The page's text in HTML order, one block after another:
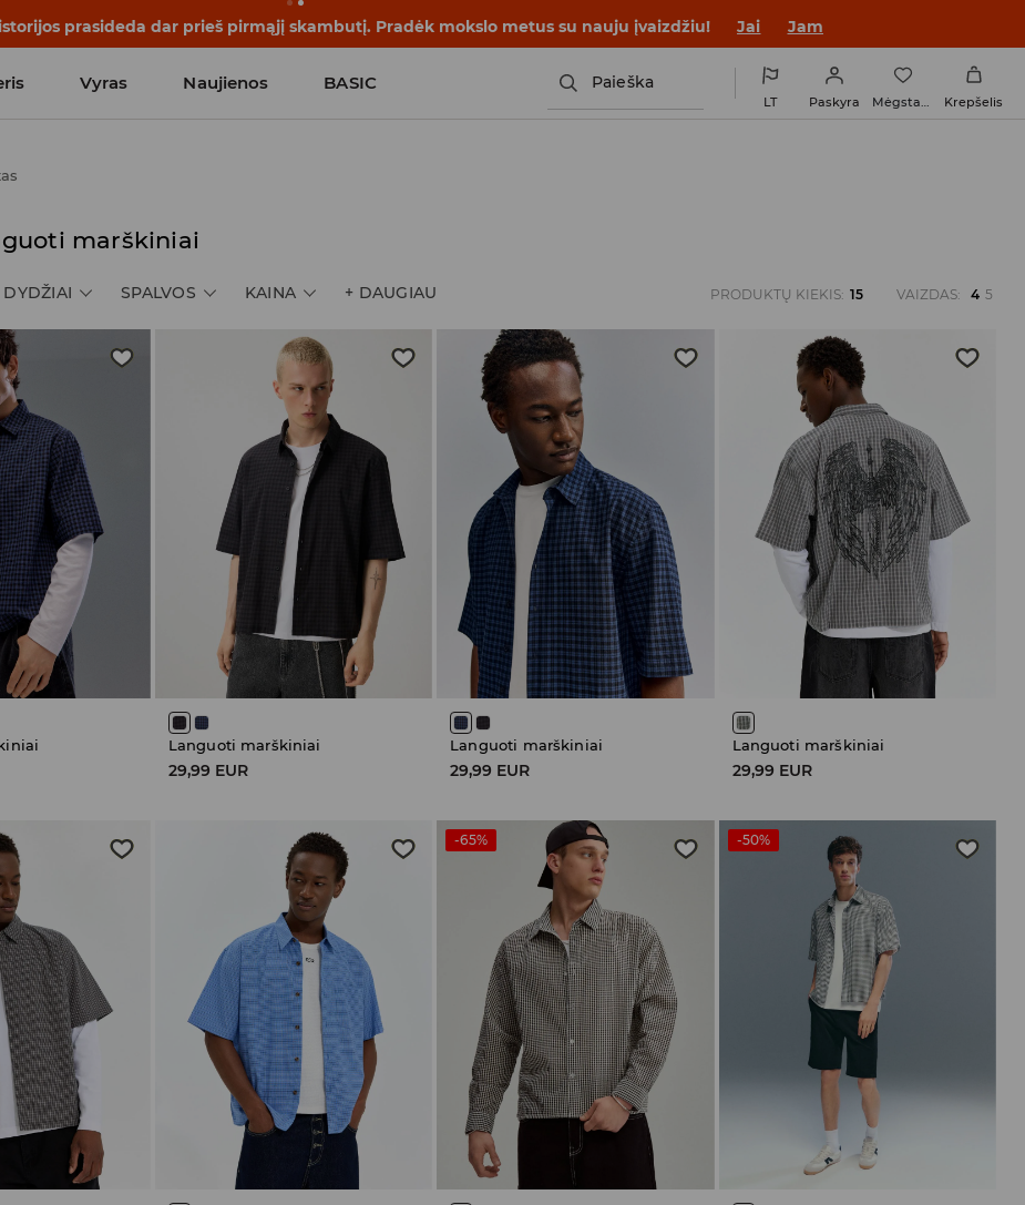
prasideda dar prieš pirmąjį skambutį. Pradėk mokslo metus su nauju įvaizdžiu! Jai Jam
Vyras Naujienos BASIC Paieška
LT Paskyra Mėgstamiausi Krepšelis
marškiniai
DYDŽIAI SPALVOS KAINA + DAUGIAU PRODUKTŲ KIEKIS: 15 VAIZDAS: 4 5
Languoti marškiniai
29,99 EUR
Languoti marškiniai
29,99 EUR
Languoti marškiniai
29,99 EUR
-65% -50%